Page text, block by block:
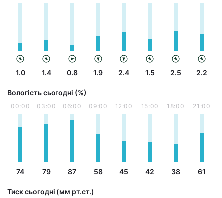
1.0 1.4 0.8 1.9 2.4 1.5 2.5 2.2
Вологість сьогодні (%)
00:00
74
03:00
79
06:00
87
09:00
58
12:00
45
15:00
42
18:00
38
21:00
61
Тиск сьогодні (мм рт.ст.)